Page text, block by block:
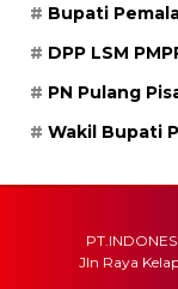
Bupati
DPP LSM
PN Pulang
Wakil Bupati
Jln Raya